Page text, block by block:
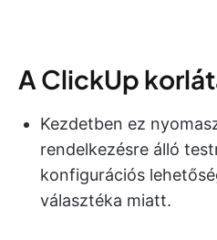
A ClickUp
Kezdetben ez
rendelkezésre álló
konfigurációs
választéka miatt.